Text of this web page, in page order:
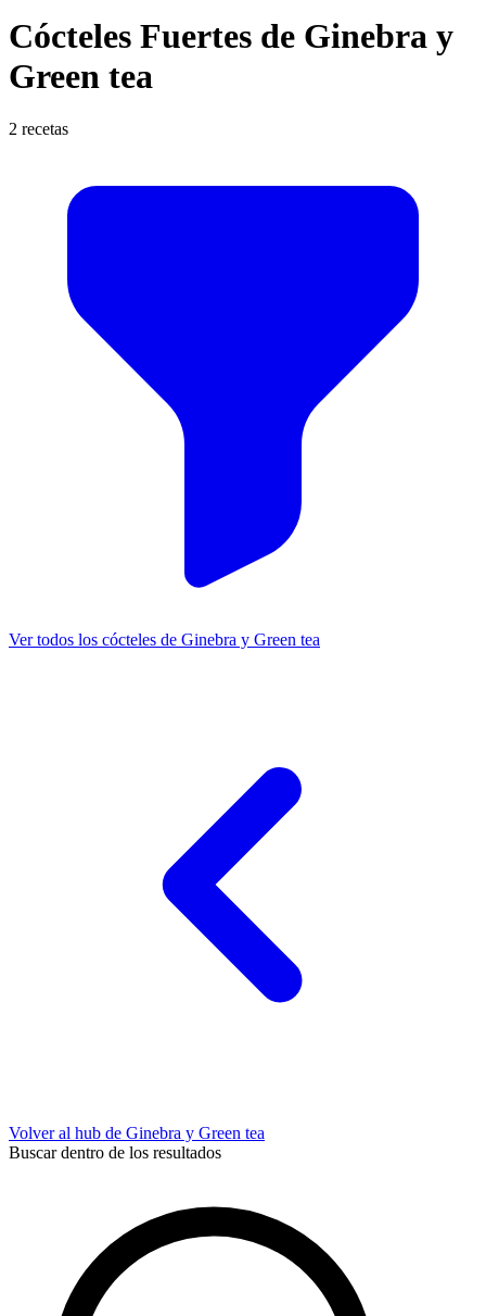
Cócteles Fuertes de Ginebra y
Green tea
2 recetas
Ver todos los cócteles de Ginebra y Green tea
Volver al hub de Ginebra y Green tea
Buscar dentro de los resultados